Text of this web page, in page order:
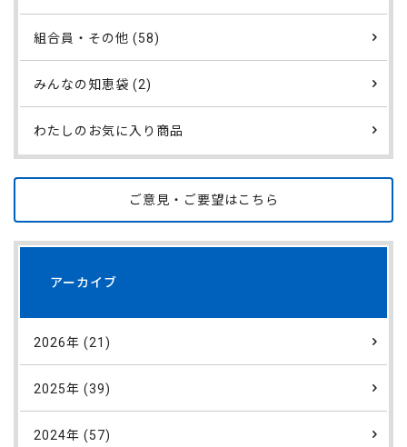
組合員・その他 (58)
みんなの知恵袋 (2)
わたしのお気に入り商品
ご意見・ご要望はこちら
アーカイブ
2026年 (21)
2025年 (39)
2024年 (57)